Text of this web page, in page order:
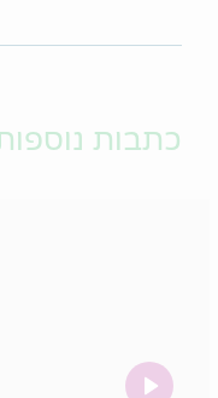
כתבות
video